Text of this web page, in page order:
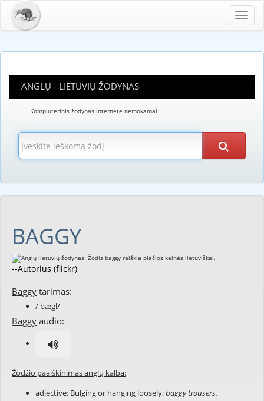
ANGLŲ - LIETUVIŲ ŽODYNAS
Kompiuterinis žodynas internete nemokamai
BAGGY
--Autorius (flickr)
Baggy tarimas:
/'bægl/
Baggy audio:
Žodžio paaiškinimas anglų kalba:
adjective: Bulging or hanging loosely:baggy trousers.